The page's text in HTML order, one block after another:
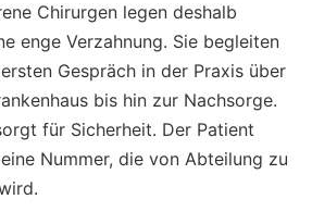
Chirurgen legen deshalb
enge Verzahnung. Sie begleiten
Gespräch in der Praxis über
bis hin zur Nachsorge.
für Sicherheit. Der Patient
Nummer, die von Abteilung zu